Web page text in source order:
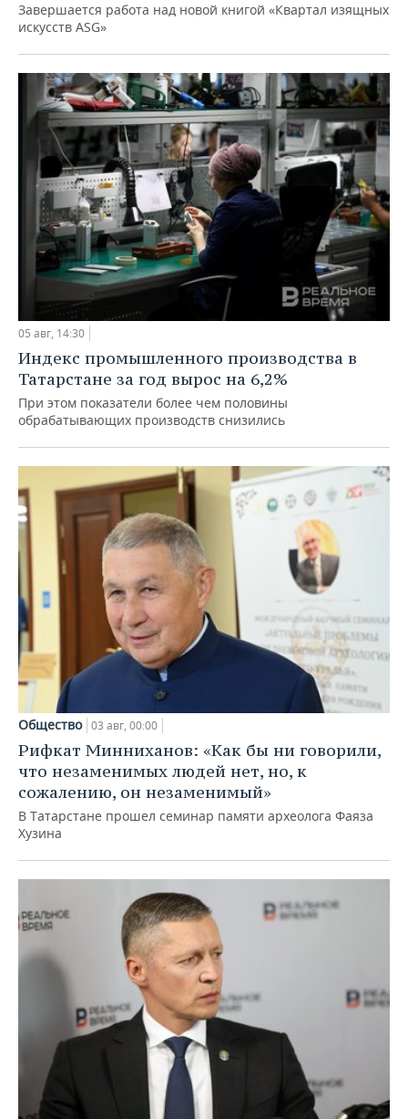
Завершается работа над новой книгой «Квартал изящных
искусств ASG»
05 авг, 14:30
Индекс промышленного производства в
Татарстане за год вырос на 6,2%
При этом показатели более чем половины
обрабатывающих производств снизились
Общество 03 авг, 00:00
Рифкат Минниханов: «Как бы ни говорили,
что незаменимых людей нет, но, к
сожалению, он незаменимый»
В Татарстане прошел семинар памяти археолога Фаяза
Хузина